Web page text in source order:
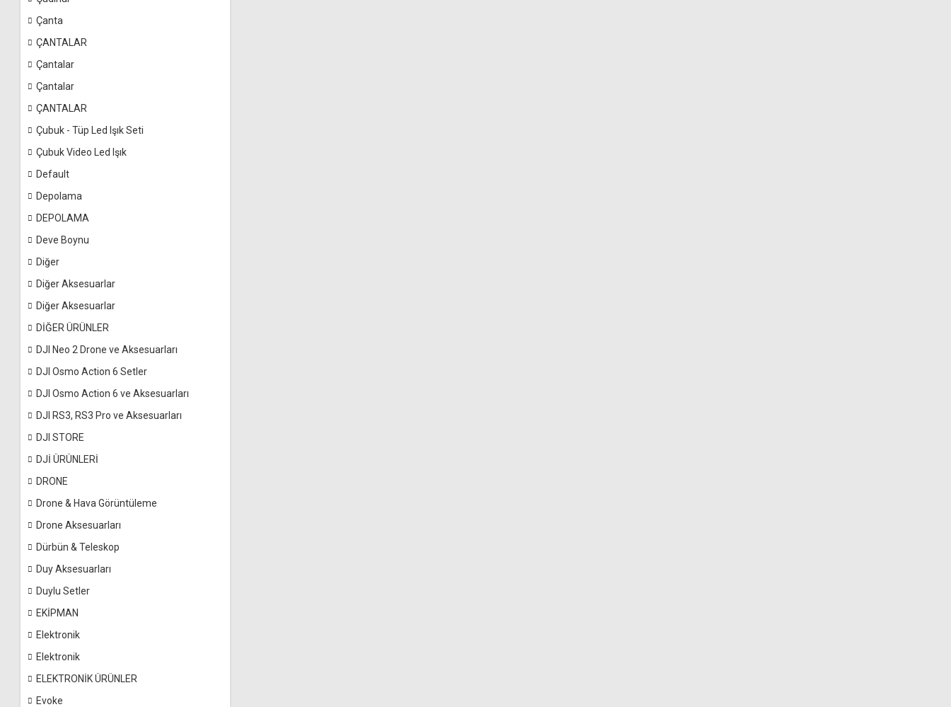
Çanta
ÇANTALAR
Çantalar
Çantalar
ÇANTALAR
Çubuk - Tüp Led Işık Seti
Çubuk Video Led Işık
Default
Depolama
DEPOLAMA
Deve Boynu
Diğer
Diğer Aksesuarlar
Diğer Aksesuarlar
DİĞER ÜRÜNLER
DJI Neo 2 Drone ve Aksesuarları
DJI Osmo Action 6 Setler
DJI Osmo Action 6 ve Aksesuarları
DJI RS3, RS3 Pro ve Aksesuarları
DJI STORE
DJİ ÜRÜNLERİ
DRONE
Drone & Hava Görüntüleme
Drone Aksesuarları
Dürbün & Teleskop
Duy Aksesuarları
Duylu Setler
EKİPMAN
Elektronik
Elektronik
ELEKTRONİK ÜRÜNLER
Evoke